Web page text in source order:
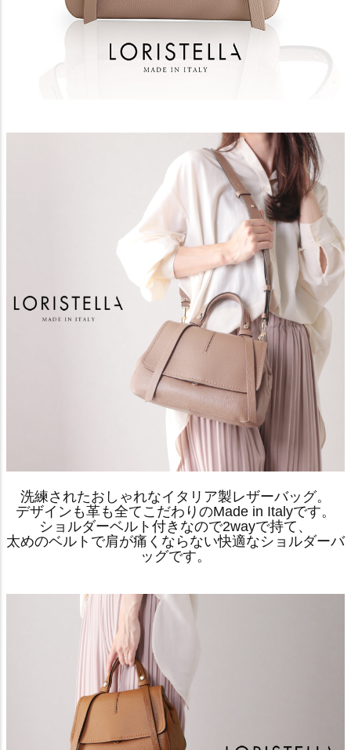
洗練されたおしゃれなイタリア製レザーバッグ。
デザインも革も全てこだわりのMade in Italyです。
ショルダーベルト付きなので2wayで持て、
太めのベルトで肩が痛くならない快適なショルダーバ
ッグです。